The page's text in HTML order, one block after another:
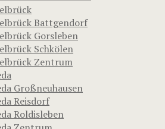
Battgendorf
Gorsleben
Schkölen
Zentrum
Großneuhausen
Reisdorf
Roldisleben